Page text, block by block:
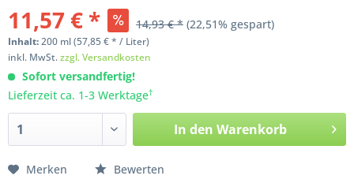
11,57 € * 14,93 € * (22,51% gespart)
Inhalt:200 ml(57,85 € * / Liter)
inkl. MwSt.zzgl. Versandkosten
Sofort versandfertig!
Lieferzeit ca. 1-3 Werktage†
In den Warenkorb
Merken Bewerten